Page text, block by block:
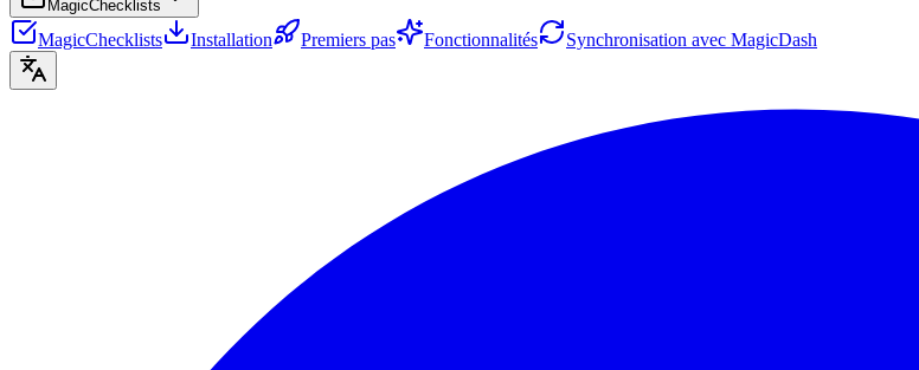
MagicChecklists
MagicChecklists Installation Premiers pas Fonctionnalités Synchronisation avec MagicDash